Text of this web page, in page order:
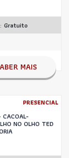
Gratuito
MAIS
PRESENCIAL
NO OLHO TED